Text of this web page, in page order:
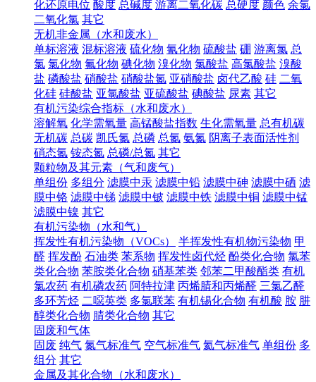
化还原电位 酸度 总碱度 游离二氧化碳 总硬度 颜色 余氯
二氧化氯 其它
无机非金属（水和废水）
单标溶液 混标溶液 硫化物 氰化物 硫酸盐 硼 游离氯 总
氯 氯化物 氟化物 碘化物 溴化物 氯酸盐 高氯酸盐 溴酸
盐 磷酸盐 硝酸盐 硝酸盐氮 亚硝酸盐 卤代乙酸 硅 二氧
化硅 硅酸盐 亚氯酸盐 亚硫酸盐 碘酸盐 尿素 其它
有机污染综合指标（水和废水）
溶解氧 化学需氧量 高锰酸盐指数 生化需氧量 总有机碳
无机碳 总碳 凯氏氮 总磷 总氮 氨氮 阴离子表面活性剂
硝态氮 铵态氮 总磷/总氮 其它
颗粒物及其元素（气和废气）
单组份 多组分 滤膜中汞 滤膜中铅 滤膜中砷 滤膜中硒 滤
膜中铬 滤膜中锑 滤膜中铍 滤膜中铁 滤膜中铜 滤膜中锰
滤膜中镍 其它
有机污染物（水和气）
挥发性有机污染物（VOCs）
半挥发性有机物污染物 甲
醛 挥发酚 石油类 苯系物 挥发性卤代烃 酚类化合物 氯苯
类化合物 苯胺类化合物 硝基苯类 邻苯二甲酸酯类 有机
氯农药 有机磷农药 阿特拉津 丙烯腈和丙烯醛 三氯乙醛
多环芳烃 二噁英类 多氯联苯 有机锡化合物 有机酸 胺 肼
醇类化合物 腈类化合物 其它
固废和气体
固废 纯气 氮气标准气 空气标准气 氦气标准气 单组份 多
组分 其它
金属及其化合物（水和废水）